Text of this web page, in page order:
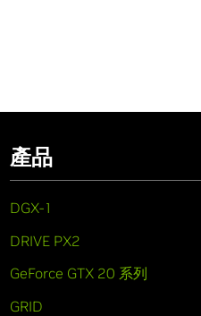
產品
DGX-1
DRIVE PX2
GeForce GTX 20 系列
GRID